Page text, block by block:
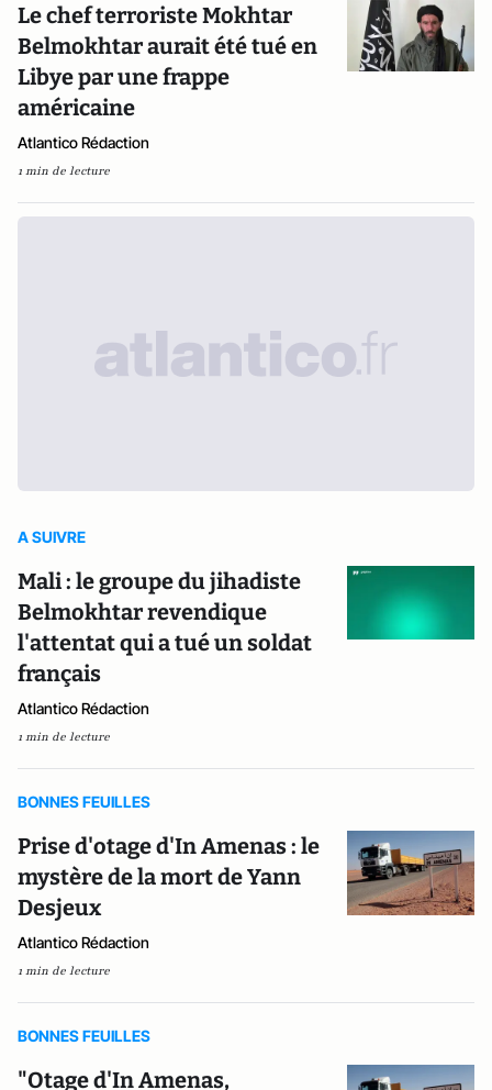
Le chef terroriste Mokhtar
Belmokhtar aurait été tué en
Libye par une frappe
américaine
Atlantico Rédaction
1 min de lecture
A SUIVRE
Mali : le groupe du jihadiste
Belmokhtar revendique
l'attentat qui a tué un soldat
français
Atlantico Rédaction
1 min de lecture
BONNES FEUILLES
Prise d'otage d'In Amenas : le
mystère de la mort de Yann
Desjeux
Atlantico Rédaction
1 min de lecture
BONNES FEUILLES
"Otage d'In Amenas,